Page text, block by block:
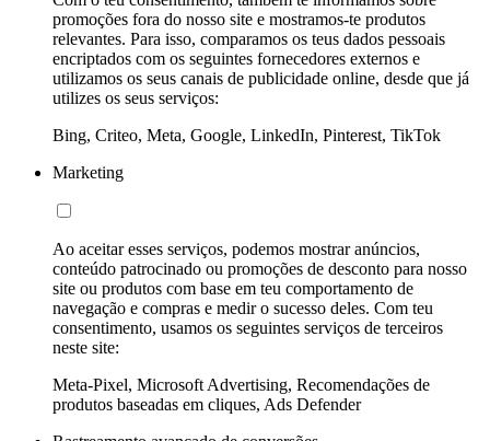
promoções fora do nosso site e mostramos-te produtos
relevantes. Para isso, comparamos os teus dados pessoais
encriptados com os seguintes fornecedores externos e
utilizamos os seus canais de publicidade online, desde que já
utilizes os seus serviços:
Bing, Criteo, Meta, Google, LinkedIn, Pinterest, TikTok
Marketing
Ao aceitar esses serviços, podemos mostrar anúncios,
conteúdo patrocinado ou promoções de desconto para nosso
site ou produtos com base em teu comportamento de
navegação e compras e medir o sucesso deles. Com teu
consentimento, usamos os seguintes serviços de terceiros
neste site:
Meta-Pixel, Microsoft Advertising, Recomendações de
produtos baseadas em cliques, Ads Defender